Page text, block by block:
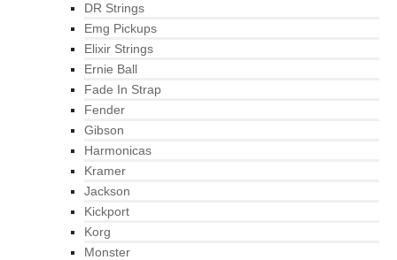
DR Strings
Emg Pickups
Elixir Strings
Ernie Ball
Fade In Strap
Fender
Gibson
Harmonicas
Kramer
Jackson
Kickport
Korg
Monster